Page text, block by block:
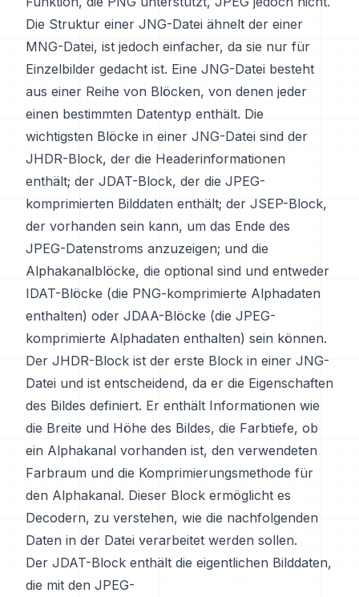
Die Struktur einer JNG-Datei ähnelt der einer
MNG-Datei, ist jedoch einfacher, da sie nur für
Einzelbilder gedacht ist. Eine JNG-Datei besteht
aus einer Reihe von Blöcken, von denen jeder
einen bestimmten Datentyp enthält. Die
wichtigsten Blöcke in einer JNG-Datei sind der
JHDR-Block, der die Headerinformationen
enthält; der JDAT-Block, der die JPEG-
komprimierten Bilddaten enthält; der JSEP-Block,
der vorhanden sein kann, um das Ende des
JPEG-Datenstroms anzuzeigen; und die
Alphakanalblöcke, die optional sind und entweder
IDAT-Blöcke (die PNG-komprimierte Alphadaten
enthalten) oder JDAA-Blöcke (die JPEG-
komprimierte Alphadaten enthalten) sein können.
Der JHDR-Block ist der erste Block in einer JNG-
Datei und ist entscheidend, da er die Eigenschaften
des Bildes definiert. Er enthält Informationen wie
die Breite und Höhe des Bildes, die Farbtiefe, ob
ein Alphakanal vorhanden ist, den verwendeten
Farbraum und die Komprimierungsmethode für
den Alphakanal. Dieser Block ermöglicht es
Decodern, zu verstehen, wie die nachfolgenden
Daten in der Datei verarbeitet werden sollen.
Der JDAT-Block enthält die eigentlichen Bilddaten,
die mit den JPEG-